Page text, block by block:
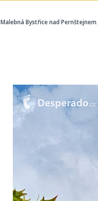
Malebná Bystřice nad